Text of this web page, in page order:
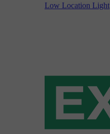
Low Location Light